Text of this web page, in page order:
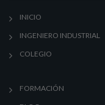
INICIO
INGENIERO INDUSTRIAL
COLEGIO
FORMACIÓN